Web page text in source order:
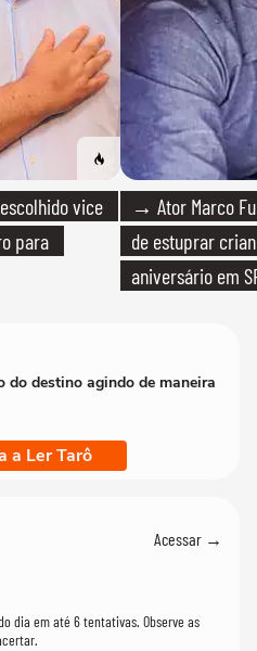
vice
para
→ Ator Marco
de estuprar
aniversário em
do destino agindo de maneira
a Ler Tarô
Acessar →
dia em até 6 tentativas. Observe as